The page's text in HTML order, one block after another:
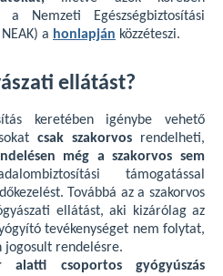
a Nemzeti Egészségbiztosítási
a honlapján közzéteszi.
ellátást?
keretében igénybe vehető
csak szakorvos rendelheti,
még a szakorvos sem
támogatással
Továbbá az a szakorvos
ellátást, aki kizárólag az
tevékenységet nem folytat,
jogosult rendelésre.
csoportos gyógyúszás